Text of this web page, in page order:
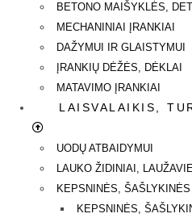
BETONO MAIŠYKLĖS,
MECHANINIAI ĮRANKIAI
DAŽYMUI IR GLAISTYMUI
ĮRANKIŲ DĖŽĖS, DĖKLAI
MATAVIMO ĮRANKIAI
LAISVALAIKIS,
UODŲ ATBAIDYMUI
LAUKO ŽIDINIAI,
KEPSNINĖS,
KEPSNINĖS,